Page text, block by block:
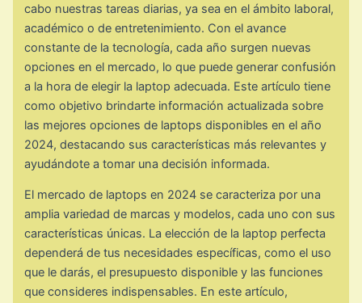
cabo nuestras tareas diarias, ya sea en el ámbito laboral,
académico o de entretenimiento. Con el avance
constante de la tecnología, cada año surgen nuevas
opciones en el mercado, lo que puede generar confusión
a la hora de elegir la laptop adecuada. Este artículo tiene
como objetivo brindarte información actualizada sobre
las mejores opciones de laptops disponibles en el año
2024, destacando sus características más relevantes y
ayudándote a tomar una decisión informada.
El mercado de laptops en 2024 se caracteriza por una
amplia variedad de marcas y modelos, cada uno con sus
características únicas. La elección de la laptop perfecta
dependerá de tus necesidades específicas, como el uso
que le darás, el presupuesto disponible y las funciones
que consideres indispensables. En este artículo,